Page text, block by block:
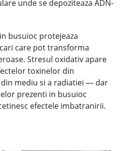
unde se depoziteaza ADN-
busuioc protejeaza
care pot transforma
Stresul oxidativ apare
toxinelor din
mediu si a radiatiei — dar
prezenti in busuioc
efectele imbatranirii.